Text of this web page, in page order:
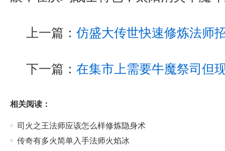
上一篇： 仿盛大传世快速修炼法师
下一篇： 在集市上需要牛魔祭司但
相关阅读：
司火之王法师应该怎么样修炼隐身术
传奇有多火简单入手法师火焰冰